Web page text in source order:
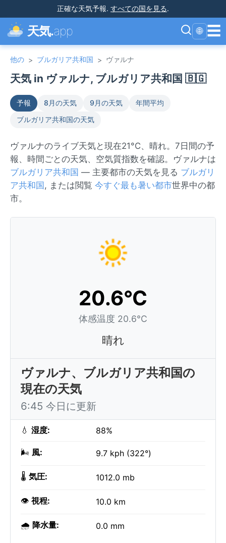
正確な天気予報. すべての国を見る.
天気.app 🌐 ☰
他の > ブルガリア共和国 > ヴァルナ
天気 in ヴァルナ, ブルガリア共和国 🇧🇬
予報 8月の天気 9月の天気
年間平均
ブルガリア共和国の天気
ヴァルナのライブ天気と現在21°C、晴れ。7日間の予
報、時間ごとの天気、空気質指数を確認。ヴァルナは
ブルガリア共和国 — 主要都市の天気を見る ブルガリ
ア共和国 , または閲覧 今すぐ最も暑い都市世界中の都
市。
20.6°C
体感温度 20.6°C
晴れ
ヴァルナ、ブルガリア共和国の
現在の天気
6:45 今日に更新
💧 湿度: 88%
🌬️ 風: 9.7 kph (322°)
🌡️ 気圧: 1012.0 mb
👁️ 視程: 10.0 km
🌧️ 降水量: 0.0 mm